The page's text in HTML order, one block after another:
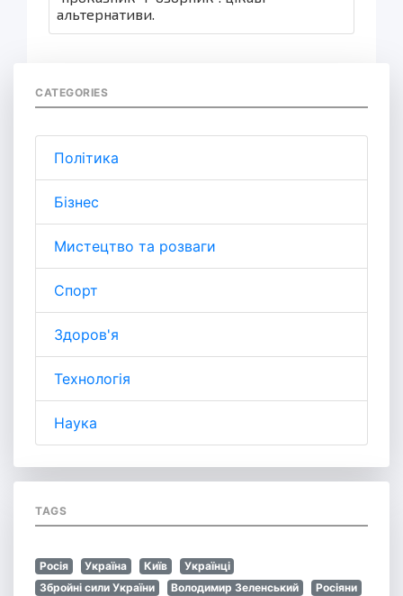
альтернативи.
CATEGORIES
Політика
Бізнес
Мистецтво та розваги
Спорт
Здоров'я
Технологія
Наука
TAGS
Росія Україна Київ
Українці
Збройні сили України
Володимир Зеленський
Росіяни